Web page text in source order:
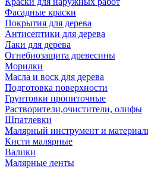
Фасадные краски
Покрытия для дерева
Антисептики для дерева
Лаки для дерева
Огнебиозащита древесины
Морилки
Масла и воск для дерева
Подготовка поверхности
Грунтовки пропиточные
Растворители,очистители, олифы
Шпатлевки
Малярный инструмент и
Кисти малярные
Валики
Малярные ленты